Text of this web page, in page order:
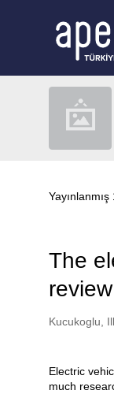
The
review
Kucukoglu,
Electric
much